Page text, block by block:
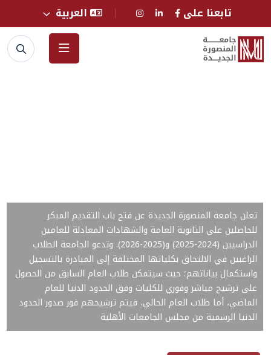
تابعنا على العربية
تعلن جامعة المنصورة الجديدة عن فتح باب التقديم المبكر
للحاصلين على الثانوية العامة والشهادات المعادلة للعامين
الدراسيين (2024-2025) و(2025-2026). وتدعو الجامعة الطلاب
الراغبين في الالتحاق بكلياتها المختلفة إلى المبادرة بالتسجيل
واستكمال بياناتهم؛ حيث سيتمكن طلاب العام السابق من الحصول
على ترشيح مباشر وفوري للكليات وفق الحدود الدنيا للعام
الماضي، أما طلاب العام الحالي، فيتم ترشيحهم فور صدور الحدود
الدنيا الرسمية من مجلس الجامعات الأهلية